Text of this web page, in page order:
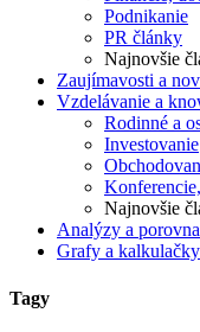
Podnikanie
PR články
Najnovšie
Zaujímavosti a
Vzdelávanie a
Rodinné a
Investovanie
Najnovšie
Analýzy a
Grafy a kalkulačky
Tagy